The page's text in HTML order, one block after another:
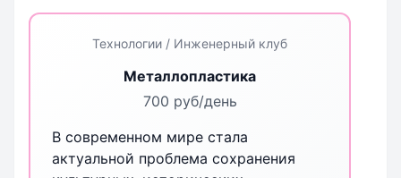
Технологии / Инженерный клуб
Металлопластика
700 руб/день
В современном мире стала
актуальной проблема сохранения